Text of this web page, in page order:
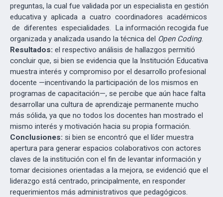
preguntas, la cual fue validada por un especialista en gestión
educativa y aplicada a cuatro coordinadores académicos
de diferentes especialidades. La información recogida fue
organizada y analizada usando la técnica del Open Coding.
Resultados: el respectivo análisis de hallazgos permitió
concluir que, si bien se evidencia que la Institución Educativa
muestra interés y compromiso por el desarrollo profesional
docente —incentivando la participación de los mismos en
programas de capacitación—, se percibe que aún hace falta
desarrollar una cultura de aprendizaje permanente mucho
más sólida, ya que no todos los docentes han mostrado el
mismo interés y motivación hacia su propia formación.
Conclusiones: si bien se encontró que el líder muestra
apertura para generar espacios colaborativos con actores
claves de la institución con el fin de levantar información y
tomar decisiones orientadas a la mejora, se evidenció que el
liderazgo está centrado, principalmente, en responder
requerimientos más administrativos que pedagógicos.